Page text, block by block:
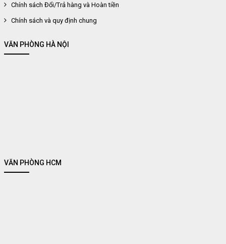
Chính sách Đổi/Trả hàng và Hoàn tiền
Chính sách và quy định chung
VĂN PHÒNG HÀ NỘI
VĂN PHÒNG HCM